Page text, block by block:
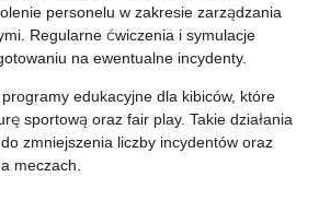
personelu w zakresie zarządzania
Regularne ćwiczenia i symulacje
na ewentualne incydenty.
edukacyjne dla kibiców, które
sportową oraz fair play. Takie działania
zmniejszenia liczby incydentów oraz
meczach.